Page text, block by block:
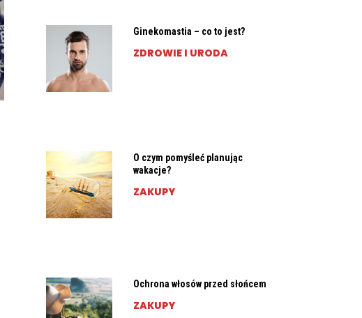
Ginekomastia – co to jest?
ZDROWIE I URODA
O czym pomyśleć planując
wakacje?
ZAKUPY
Ochrona włosów przed słońcem
ZAKUPY